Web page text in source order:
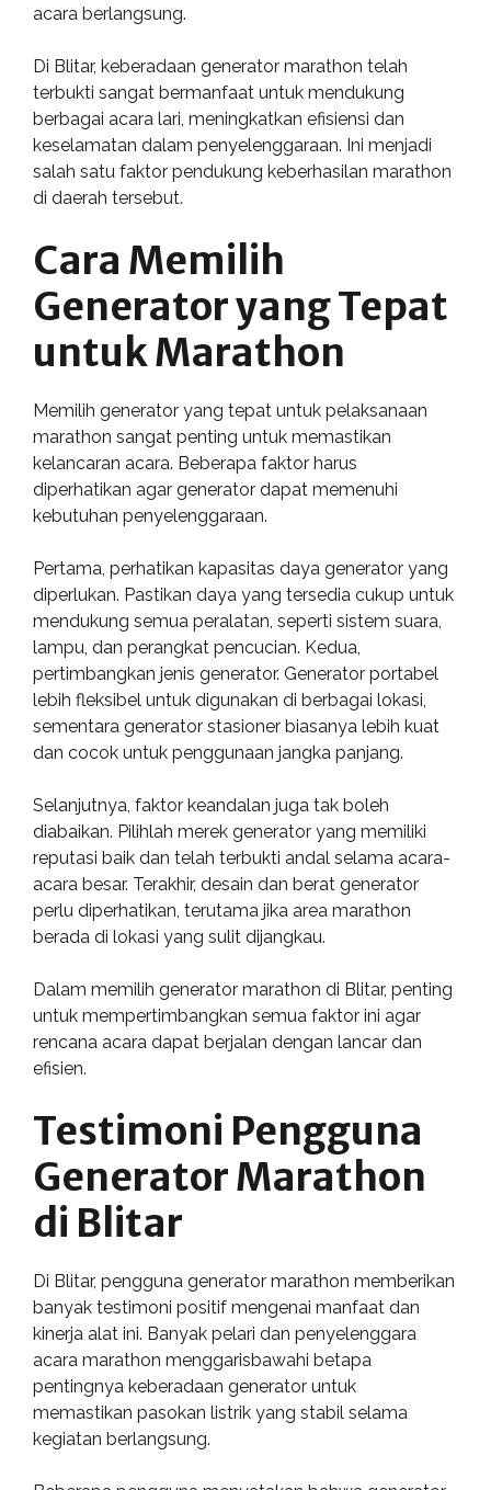
acara berlangsung.
Di Blitar, keberadaan generator marathon telah
terbukti sangat bermanfaat untuk mendukung
berbagai acara lari, meningkatkan efisiensi dan
keselamatan dalam penyelenggaraan. Ini menjadi
salah satu faktor pendukung keberhasilan marathon
di daerah tersebut.
Cara Memilih
Generator yang Tepat
untuk Marathon
Memilih generator yang tepat untuk pelaksanaan
marathon sangat penting untuk memastikan
kelancaran acara. Beberapa faktor harus
diperhatikan agar generator dapat memenuhi
kebutuhan penyelenggaraan.
Pertama, perhatikan kapasitas daya generator yang
diperlukan. Pastikan daya yang tersedia cukup untuk
mendukung semua peralatan, seperti sistem suara,
lampu, dan perangkat pencucian. Kedua,
pertimbangkan jenis generator. Generator portabel
lebih fleksibel untuk digunakan di berbagai lokasi,
sementara generator stasioner biasanya lebih kuat
dan cocok untuk penggunaan jangka panjang.
Selanjutnya, faktor keandalan juga tak boleh
diabaikan. Pilihlah merek generator yang memiliki
reputasi baik dan telah terbukti andal selama acara-
acara besar. Terakhir, desain dan berat generator
perlu diperhatikan, terutama jika area marathon
berada di lokasi yang sulit dijangkau.
Dalam memilih generator marathon di Blitar, penting
untuk mempertimbangkan semua faktor ini agar
rencana acara dapat berjalan dengan lancar dan
efisien.
Testimoni Pengguna
Generator Marathon
di Blitar
Di Blitar, pengguna generator marathon memberikan
banyak testimoni positif mengenai manfaat dan
kinerja alat ini. Banyak pelari dan penyelenggara
acara marathon menggarisbawahi betapa
pentingnya keberadaan generator untuk
memastikan pasokan listrik yang stabil selama
kegiatan berlangsung.